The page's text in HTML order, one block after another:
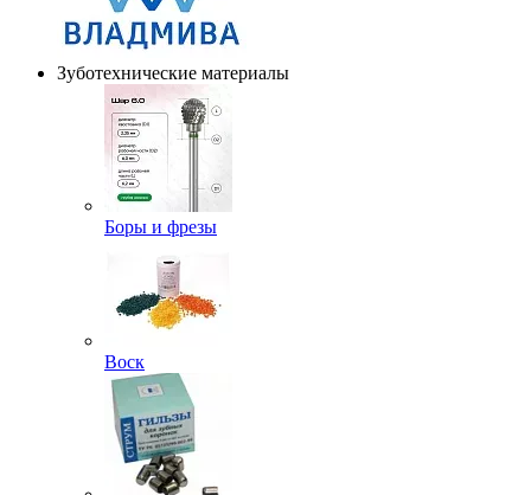
Зуботехнические материалы
Боры и фрезы
Воск